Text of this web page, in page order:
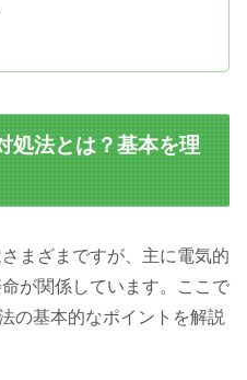
処法とは？基本を理
まざまですが、主に電気的
が関係しています。ここで
の基本的なポイントを解説